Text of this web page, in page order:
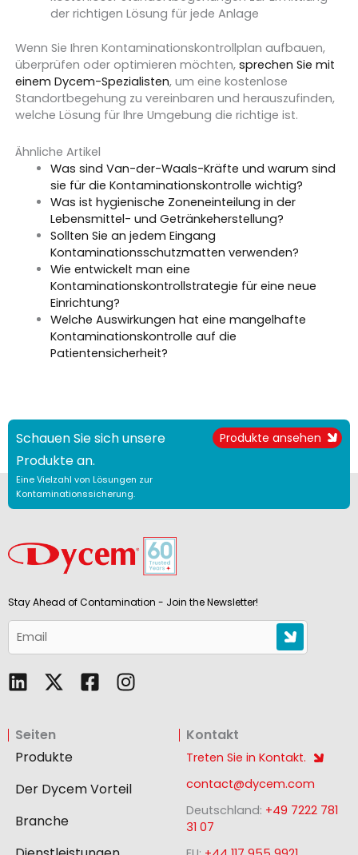
der richtigen Lösung für jede Anlage
Wenn Sie Ihren Kontaminationskontrollplan aufbauen,
überprüfen oder optimieren möchten, sprechen Sie mit
einem Dycem-Spezialisten, um eine kostenlose
Standortbegehung zu vereinbaren und herauszufinden,
welche Lösung für Ihre Umgebung die richtige ist.
Ähnliche Artikel
Was sind Van-der-Waals-Kräfte und warum sind
sie für die Kontaminationskontrolle wichtig?
Was ist hygienische Zoneneinteilung in der
Lebensmittel- und Getränkeherstellung?
Sollten Sie an jedem Eingang
Kontaminationsschutzmatten verwenden?
Wie entwickelt man eine
Kontaminationskontrollstrategie für eine neue
Einrichtung?
Welche Auswirkungen hat eine mangelhafte
Kontaminationskontrolle auf die
Patientensicherheit?
Schauen Sie sich unsere
Produkte an.
Eine Vielzahl von Lösungen zur
Kontaminationssicherung.
Produkte ansehen
Stay Ahead of Contamination - Join the Newsletter!
L
k
e
d
i
n
F
o
o
I
g
r
Seiten
Produkte
Der Dycem Vorteil
Branche
Kontakt
Treten Sie in Kontakt.
contact@dycem.com
Deutschland: +49 7222 781
31 07